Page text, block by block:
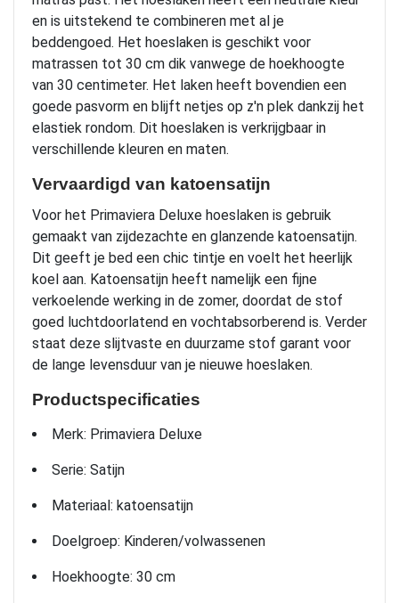
en is uitstekend te combineren met al je
beddengoed. Het hoeslaken is geschikt voor
matrassen tot 30 cm dik vanwege de hoekhoogte
van 30 centimeter. Het laken heeft bovendien een
goede pasvorm en blijft netjes op z'n plek dankzij het
elastiek rondom. Dit hoeslaken is verkrijgbaar in
verschillende kleuren en maten.
Vervaardigd van katoensatijn
Voor het Primaviera Deluxe hoeslaken is gebruik
gemaakt van zijdezachte en glanzende katoensatijn.
Dit geeft je bed een chic tintje en voelt het heerlijk
koel aan. Katoensatijn heeft namelijk een fijne
verkoelende werking in de zomer, doordat de stof
goed luchtdoorlatend en vochtabsorberend is. Verder
staat deze slijtvaste en duurzame stof garant voor
de lange levensduur van je nieuwe hoeslaken.
Productspecificaties
Merk: Primaviera Deluxe
Serie: Satijn
Materiaal: katoensatijn
Doelgroep: Kinderen/volwassenen
Hoekhoogte: 30 cm